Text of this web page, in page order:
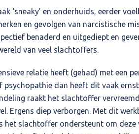
‘sneaky’ en onderhuids, eerder
en gevolgen van narcistische
benaderd en uitgediept en
van veel slachtoffers.
relatie heeft (gehad) met een
psychopathie dan heeft dit vaak
raakt het slachtoffer
Ergens diep verborgen. Met dit
het slachtoffer ondersteunt om deze